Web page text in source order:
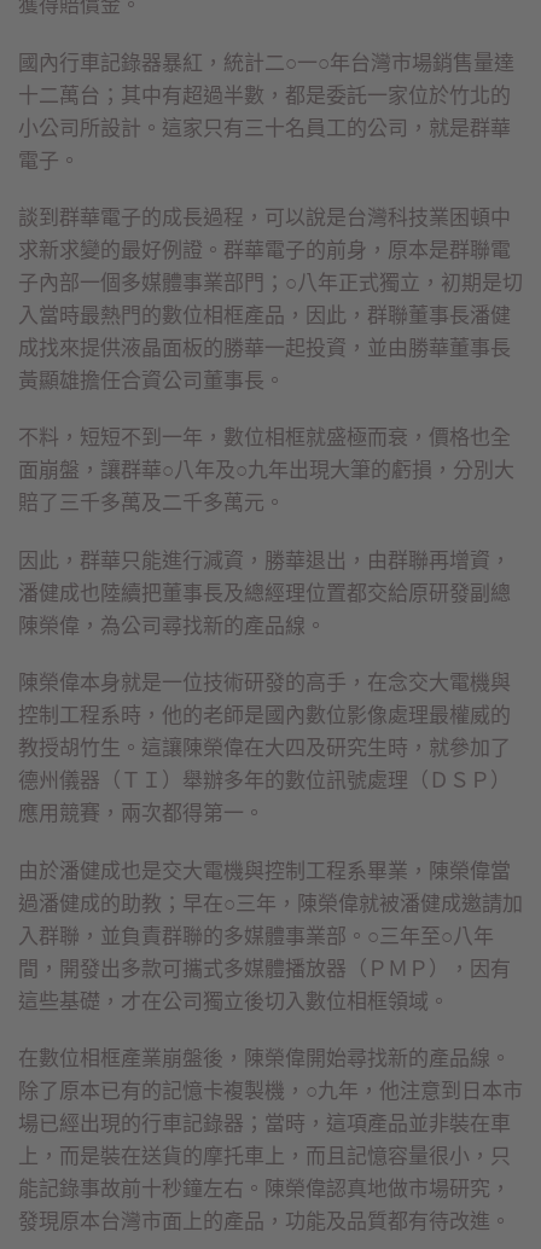
獲得賠償金。
國內行車記錄器暴紅，統計二○一○年台灣市場銷售量達
十二萬台；其中有超過半數，都是委託一家位於竹北的
小公司所設計。這家只有三十名員工的公司，就是群華
電子。
談到群華電子的成長過程，可以說是台灣科技業困頓中
求新求變的最好例證。群華電子的前身，原本是群聯電
子內部一個多媒體事業部門；○八年正式獨立，初期是切
入當時最熱門的數位相框產品，因此，群聯董事長潘健
成找來提供液晶面板的勝華一起投資，並由勝華董事長
黃顯雄擔任合資公司董事長。
不料，短短不到一年，數位相框就盛極而衰，價格也全
面崩盤，讓群華○八年及○九年出現大筆的虧損，分別大
賠了三千多萬及二千多萬元。
因此，群華只能進行減資，勝華退出，由群聯再增資，
潘健成也陸續把董事長及總經理位置都交給原研發副總
陳榮偉，為公司尋找新的產品線。
陳榮偉本身就是一位技術研發的高手，在念交大電機與
控制工程系時，他的老師是國內數位影像處理最權威的
教授胡竹生。這讓陳榮偉在大四及研究生時，就參加了
德州儀器（ＴＩ）舉辦多年的數位訊號處理（ＤＳＰ）
應用競賽，兩次都得第一。
由於潘健成也是交大電機與控制工程系畢業，陳榮偉當
過潘健成的助教；早在○三年，陳榮偉就被潘健成邀請加
入群聯，並負責群聯的多媒體事業部。○三年至○八年
間，開發出多款可攜式多媒體播放器（ＰＭＰ），因有
這些基礎，才在公司獨立後切入數位相框領域。
在數位相框產業崩盤後，陳榮偉開始尋找新的產品線。
除了原本已有的記憶卡複製機，○九年，他注意到日本市
場已經出現的行車記錄器；當時，這項產品並非裝在車
上，而是裝在送貨的摩托車上，而且記憶容量很小，只
能記錄事故前十秒鐘左右。陳榮偉認真地做市場研究，
發現原本台灣市面上的產品，功能及品質都有待改進。